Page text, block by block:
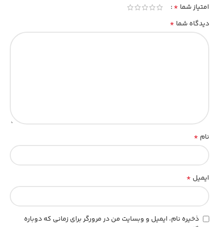
امتیاز شما *
دیدگاه شما *
نام *
ایمیل *
ذخیره نام، ایمیل و وبسایت من در مرورگر برای زمانی که دوباره